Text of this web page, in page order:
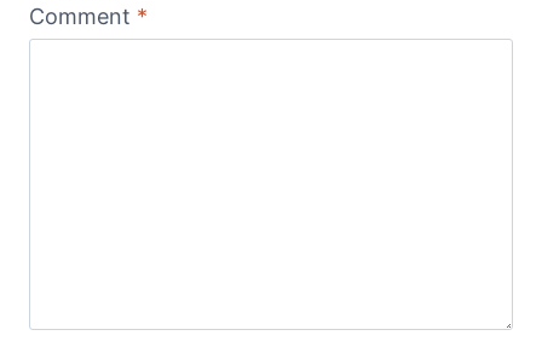
Comment *